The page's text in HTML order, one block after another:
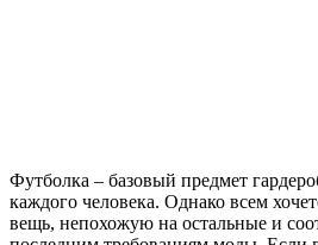
Футболка – базовый предмет
каждого человека. Однако всем
вещь, непохожую на остальные и